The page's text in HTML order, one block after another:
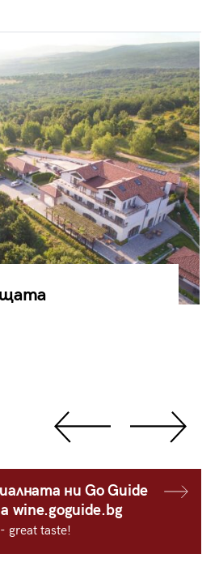
ни Go Guide
wine.goguide.bg
great taste!